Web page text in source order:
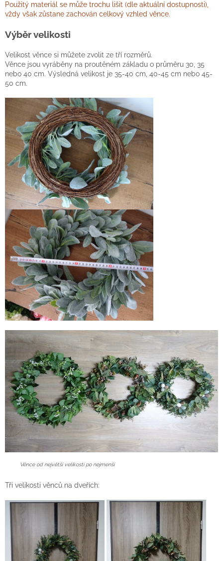
Použitý materiál se může trochu lišit (dle aktuální dostupnosti),
vždy však zůstane zachován celkový vzhled věnce.
Výběr velikosti
Velikost věnce si můžete zvolit ze tří rozměrů.
Věnce jsou vyráběny na proutěném základu o průměru 30, 35
nebo 40 cm. Výsledná velikost je 35-40 cm, 40-45 cm nebo 45-
50 cm.
Věnce od největší velikosti po nejmenší
Tři velikosti věnců na dveřích: